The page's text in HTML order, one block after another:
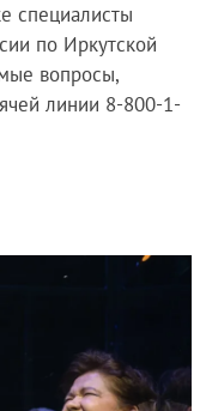
специалисты
по Иркутской
вопросы,
линии 8-800-1-